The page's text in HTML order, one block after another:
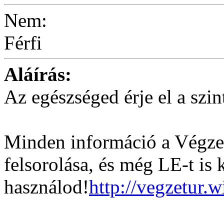
Nem:
Férfi
Aláírás:
Az egészséged érje el a
Minden információ a
felsorolása, és még LE-t is
használod!http://